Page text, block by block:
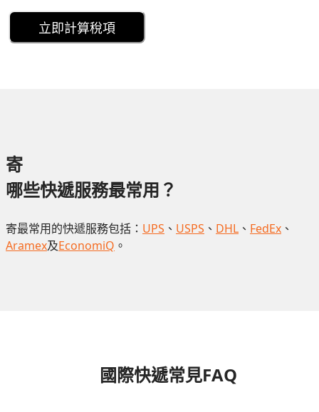
立即計算稅項
寄
哪些快遞服務最常用？
寄最常用的快遞服務包括： UPS 、 USPS 、 DHL 、 FedEx 、
Aramex及EconomiQ 。
國際快遞常見FAQ